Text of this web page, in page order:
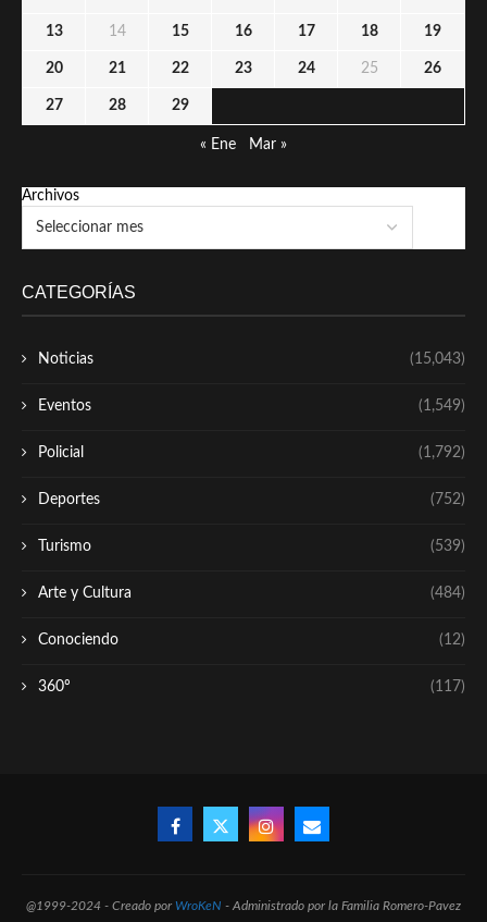
13 14 15 16 17 18 19
20 21 22 23 24 25 26
27 28 29
« Ene Mar »
Archivos
CATEGORÍAS
Noticias (15,043)
Eventos (1,549)
Policial (1,792)
Deportes (752)
Turismo (539)
Arte y Cultura (484)
Conociendo (12)
360º (117)
@1999-2024 - Creado por WroKeN - Administrado por la Familia Romero-Pavez